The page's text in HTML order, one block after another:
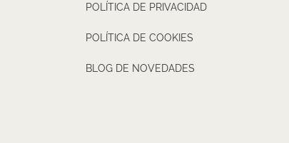
POLÍTICA DE PRIVACIDAD
POLÍTICA DE COOKIES
BLOG DE NOVEDADES